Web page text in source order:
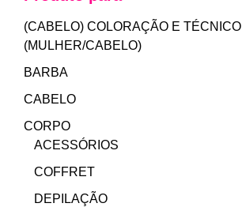
(CABELO) COLORAÇÃO E TÉCNICO
(MULHER/CABELO)
BARBA
CABELO
CORPO
ACESSÓRIOS
COFFRET
DEPILAÇÃO